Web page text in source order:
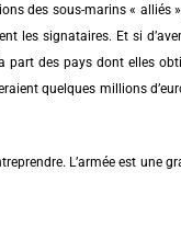
des sous-marins « alliés
les signataires. Et si
des pays dont elles
quelques millions
L’armée est une